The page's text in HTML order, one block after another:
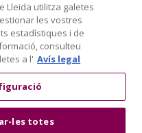
Lleida utilitza galetes
les vostres
estadístiques i de
consulteu
a l' Avís legal
les totes